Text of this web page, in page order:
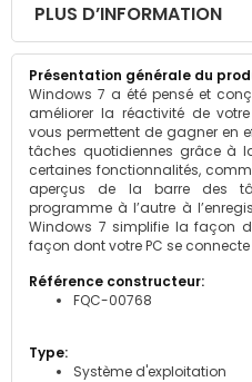
PLUS D’INFORMATION
Plus
d’information
Windows 7 a été pensé et
améliorer la réactivité de
vous permettent de gagner en
tâches quotidiennes grâce à
certaines fonctionnalités,
aperçus de la barre des
programme à l’autre à
Windows 7 simplifie la façon
façon dont votre PC se
FQC-00768
Système d'exploitation